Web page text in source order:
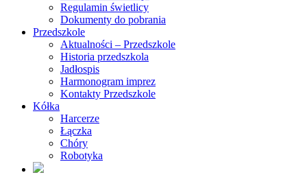
Regulamin świetlicy
Dokumenty do pobrania
Przedszkole
Aktualności – Przedszkole
Historia przedszkola
Jadłospis
Harmonogram imprez
Kontakty Przedszkole
Kółka
Harcerze
Łączka
Chóry
Robotyka